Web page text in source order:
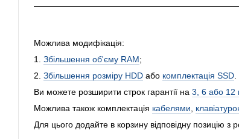
Можлива модифікація:
1. Збільшення об'єму RAM;
2. Збільшення розміру HDD або комплектація SSD.
Ви можете розширити строк гарантії на 3, 6 або 12
Можлива також комплектація кабелями,
Для цього додайте в корзину відповідну позицію з